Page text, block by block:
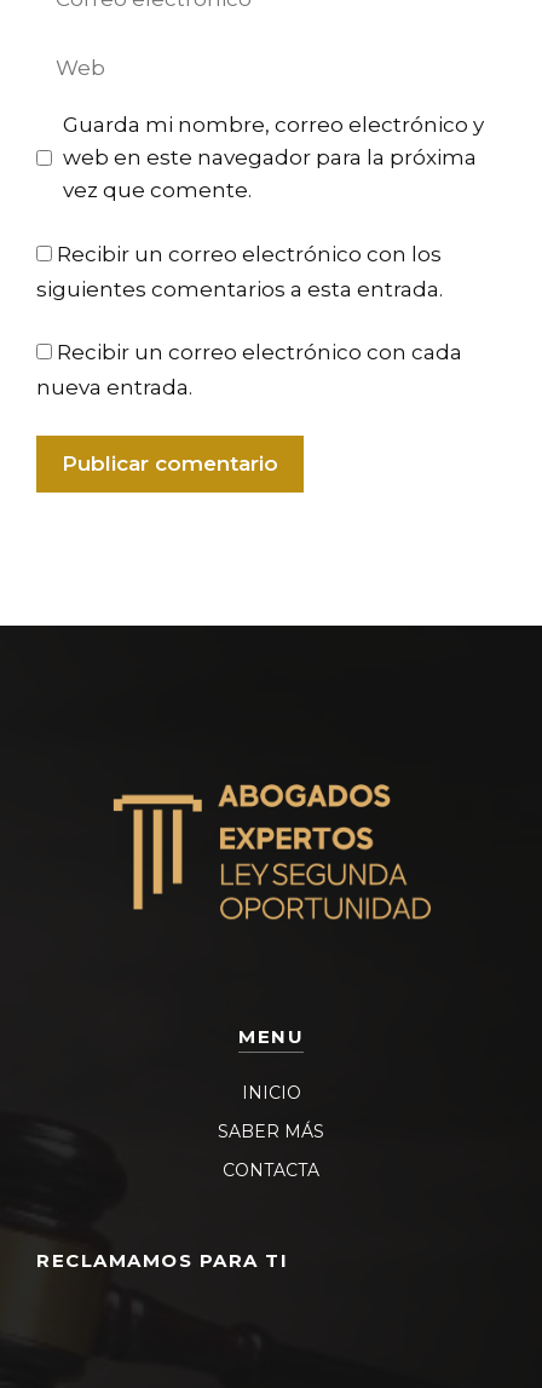
Web
Guarda mi nombre, correo electrónico y
web en este navegador para la próxima
vez que comente.
Recibir un correo electrónico con los
siguientes comentarios a esta entrada.
Recibir un correo electrónico con cada
nueva entrada.
MENU
INICIO
SABER MÁS
CONTACTA
RECLAMAMOS PARA TI